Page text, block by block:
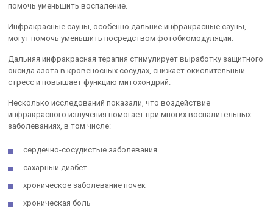
помочь уменьшить воспаление.
Инфракрасные сауны, особенно дальние инфракрасные сауны,
могут помочь уменьшить посредством фотобиомодуляции.
Дальняя инфракрасная терапия стимулирует выработку защитного
оксида азота в кровеносных сосудах, снижает окислительный
стресс и повышает функцию митохондрий.
Несколько исследований показали, что воздействие
инфракрасного излучения помогает при многих воспалительных
заболеваниях, в том числе:
сердечно-сосудистые заболевания
сахарный диабет
хроническое заболевание почек
хроническая боль